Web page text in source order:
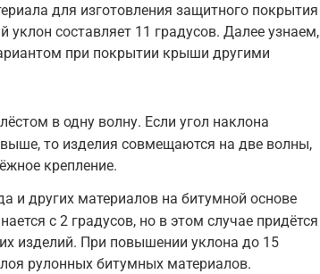
для изготовления защитного покрытия
составляет 11 градусов. Далее узнаем,
при покрытии крыши другими
в одну волну. Если угол наклона
то изделия совмещаются на две волны,
крепление.
и других материалов на битумной основе
с 2 градусов, но в этом случае придётся
изделий. При повышении уклона до 15
рулонных битумных материалов.